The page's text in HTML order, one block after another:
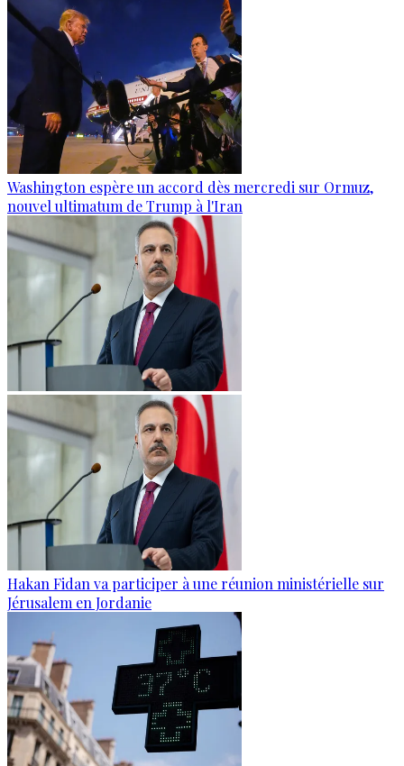
Washington espère un accord dès mercredi sur Ormuz,
nouvel ultimatum de Trump à l'Iran
Hakan Fidan va participer à une réunion ministérielle sur
Jérusalem en Jordanie